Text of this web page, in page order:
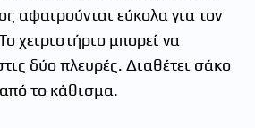
αφαιρούνται εύκολα για τον
χειριστήριο μπορεί να
δύο πλευρές. Διαθέτει σάκο
το κάθισμα.